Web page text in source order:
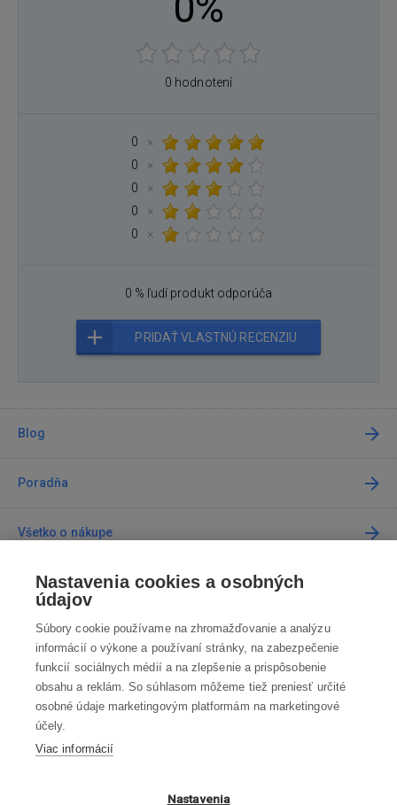
0 hodnotení
0
×
0
×
0
×
0
×
0
×
0 % ľudí produkt odporúča
PRIDAŤ VLASTNÚ RECENZIU
Blog
Poradňa
Všetko o nákupe
Predajne
Kontakt
Kontaktujte nás
info@robotworld.sk
02 / 205 103 00
Nastavenia cookies a osobných
údajov
Súbory cookie používame na zhromažďovanie a analýzu
informácií o výkone a používaní stránky, na zabezpečenie
funkcií sociálnych médií a na zlepšenie a prispôsobenie
obsahu a reklám. So súhlasom môžeme tiež preniesť určité
osobné údaje marketingovým platformám na marketingové
účely.
Viac informácií
Nastavenia